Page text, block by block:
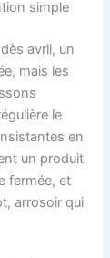
simple
avril, un
mais les
le
en
un produit
fermée, et
arrosoir qui